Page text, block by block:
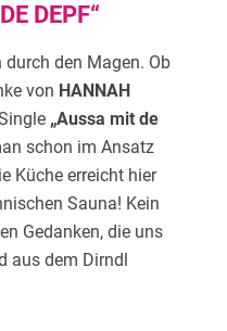
DEPF“
den Magen. Ob
von HANNAH
„Aussa mit de
schon im Ansatz
Küche erreicht hier
Sauna! Kein
Gedanken, die uns
aus dem Dirndl